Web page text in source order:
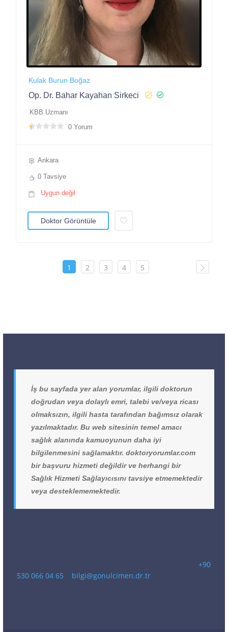
Kulak Burun Boğaz
Op. Dr. Bahar Kayahan Sirkeci
KBB Uzmanı
0 Yorum
Ankara
0 Tavsiye
Uygun değil
Doktor Görüntüle
1 2 3 4 5
İş bu sayfada yer alan yorumlar, ilgili doktorun
doğrudan veya dolaylı emri, talebi ve/veya ricası
olmaksızın, ilgili hasta tarafından bağımsız olarak
yazılmaktadır. Bu web sitesinin temel amacı
sağlık alanında kamuoyunun daha iyi
bilgilenmesini sağlamaktır. doktoryorumlar.com
bir başvuru hizmeti değildir ve herhangi bir
Sağlık Hizmeti Sağlayıcısını tavsiye etmemektedir
veya desteklememektedir.
+90
530 066 04 65
bilgi@gonulcimen.dr.tr